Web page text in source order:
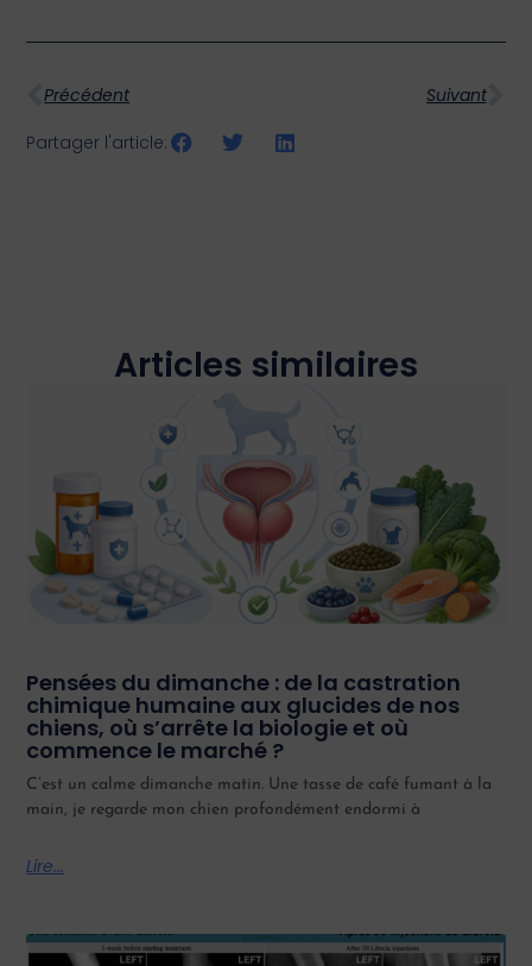
Précédent Suivant
Partager l'article:
Articles similaires
Pensées du dimanche : de la castration
chimique humaine aux glucides de nos
chiens, où s’arrête la biologie et où
commence le marché ?
C’est un calme dimanche matin. Une tasse de café fumant à la
main, je regarde mon chien profondément endormi à
Lire...